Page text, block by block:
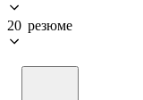
20 резюме